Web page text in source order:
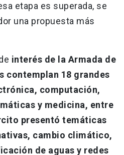
etapa es superada, se
una propuesta más
interés de la Armada de
contemplan 18 grandes
computación,
y medicina, entre
presentó temáticas
cambio climático,
de aguas y redes